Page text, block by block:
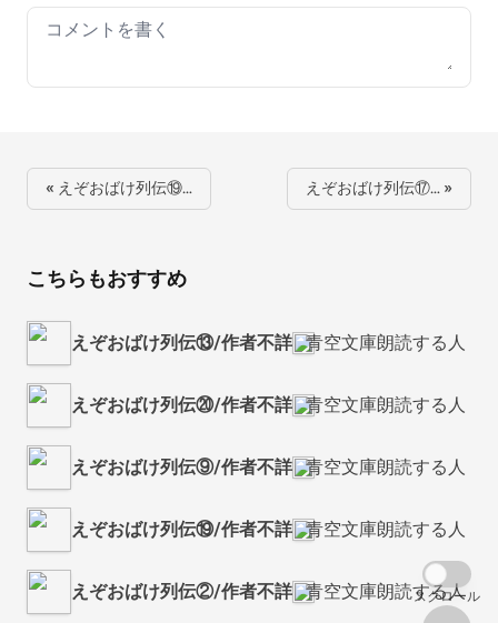
Your comment
« えぞおばけ列伝⑲… えぞおばけ列伝⑰… »
こちらもおすすめ
えぞおばけ列伝⑬/作者不詳 青空文庫朗読する人
えぞおばけ列伝⑳/作者不詳 青空文庫朗読する人
えぞおばけ列伝⑨/作者不詳 青空文庫朗読する人
えぞおばけ列伝⑲/作者不詳 青空文庫朗読する人
えぞおばけ列伝②/作者不詳 青空文庫朗読する人
スクロール